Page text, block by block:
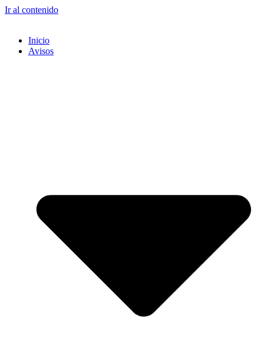
Ir al contenido
Inicio
Avisos